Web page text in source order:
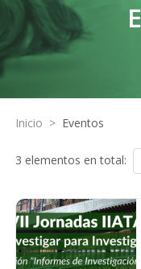
Inicio > Eventos
3 elementos en total: